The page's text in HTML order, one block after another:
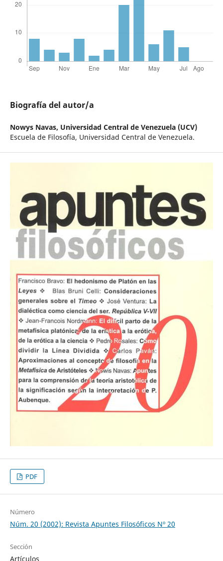
Biografía del autor/a
Nowys Navas, Universidad Central de Venezuela (UCV)
Escuela de Filosofía, Universidad Central de Venezuela.
PDF
Número
Núm. 20 (2002): Revista Apuntes Filosóficos Nº 20
Sección
Artículos